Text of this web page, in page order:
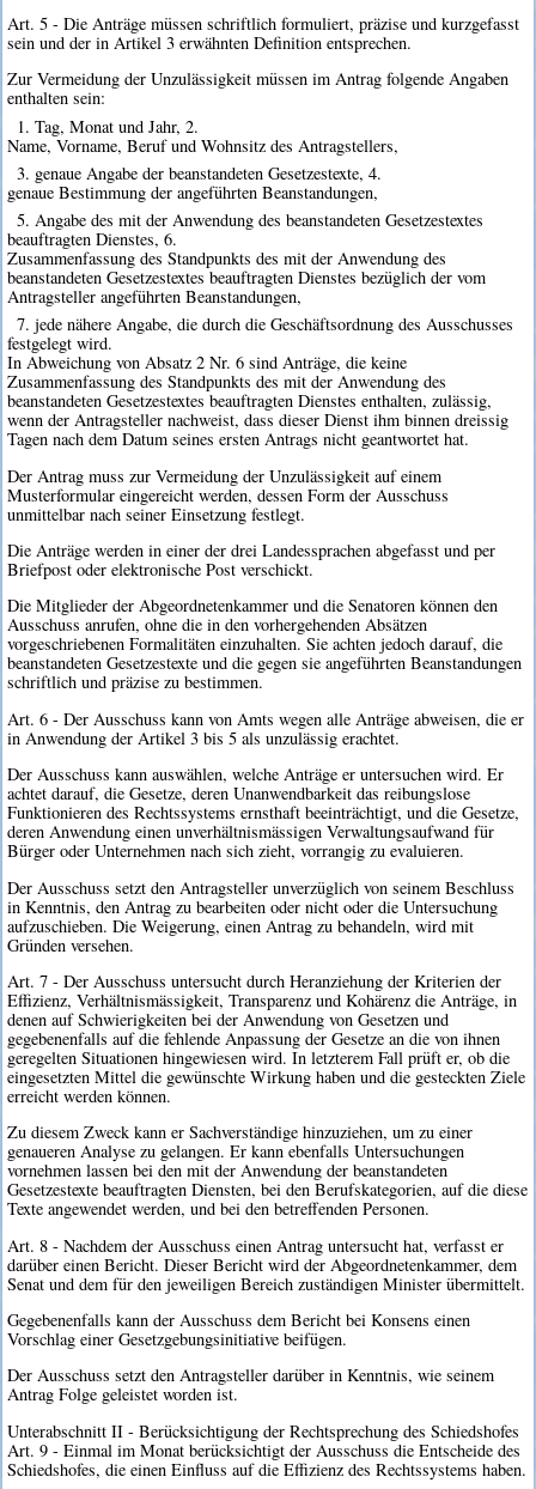
Art. 5 - Die Anträge müssen schriftlich formuliert, präzise und kurzgefasst
sein und der in Artikel 3 erwähnten Definition entsprechen.
Zur Vermeidung der Unzulässigkeit müssen im Antrag folgende Angaben
enthalten sein:
1. Tag, Monat und Jahr, 2.
Name, Vorname, Beruf und Wohnsitz des Antragstellers,
3. genaue Angabe der beanstandeten Gesetzestexte, 4.
genaue Bestimmung der angeführten Beanstandungen,
5. Angabe des mit der Anwendung des beanstandeten Gesetzestextes
beauftragten Dienstes, 6.
Zusammenfassung des Standpunkts des mit der Anwendung des
beanstandeten Gesetzestextes beauftragten Dienstes bezüglich der vom
Antragsteller angeführten Beanstandungen,
7. jede nähere Angabe, die durch die Geschäftsordnung des Ausschusses
festgelegt wird.
In Abweichung von Absatz 2 Nr. 6 sind Anträge, die keine
Zusammenfassung des Standpunkts des mit der Anwendung des
beanstandeten Gesetzestextes beauftragten Dienstes enthalten, zulässig,
wenn der Antragsteller nachweist, dass dieser Dienst ihm binnen dreissig
Tagen nach dem Datum seines ersten Antrags nicht geantwortet hat.
Der Antrag muss zur Vermeidung der Unzulässigkeit auf einem
Musterformular eingereicht werden, dessen Form der Ausschuss
unmittelbar nach seiner Einsetzung festlegt.
Die Anträge werden in einer der drei Landessprachen abgefasst und per
Briefpost oder elektronische Post verschickt.
Die Mitglieder der Abgeordnetenkammer und die Senatoren können den
Ausschuss anrufen, ohne die in den vorhergehenden Absätzen
vorgeschriebenen Formalitäten einzuhalten. Sie achten jedoch darauf, die
beanstandeten Gesetzestexte und die gegen sie angeführten Beanstandungen
schriftlich und präzise zu bestimmen.
Art. 6 - Der Ausschuss kann von Amts wegen alle Anträge abweisen, die er
in Anwendung der Artikel 3 bis 5 als unzulässig erachtet.
Der Ausschuss kann auswählen, welche Anträge er untersuchen wird. Er
achtet darauf, die Gesetze, deren Unanwendbarkeit das reibungslose
Funktionieren des Rechtssystems ernsthaft beeinträchtigt, und die Gesetze,
deren Anwendung einen unverhältnismässigen Verwaltungsaufwand für
Bürger oder Unternehmen nach sich zieht, vorrangig zu evaluieren.
Der Ausschuss setzt den Antragsteller unverzüglich von seinem Beschluss
in Kenntnis, den Antrag zu bearbeiten oder nicht oder die Untersuchung
aufzuschieben. Die Weigerung, einen Antrag zu behandeln, wird mit
Gründen versehen.
Art. 7 - Der Ausschuss untersucht durch Heranziehung der Kriterien der
Effizienz, Verhältnismässigkeit, Transparenz und Kohärenz die Anträge, in
denen auf Schwierigkeiten bei der Anwendung von Gesetzen und
gegebenenfalls auf die fehlende Anpassung der Gesetze an die von ihnen
geregelten Situationen hingewiesen wird. In letzterem Fall prüft er, ob die
eingesetzten Mittel die gewünschte Wirkung haben und die gesteckten Ziele
erreicht werden können.
Zu diesem Zweck kann er Sachverständige hinzuziehen, um zu einer
genaueren Analyse zu gelangen. Er kann ebenfalls Untersuchungen
vornehmen lassen bei den mit der Anwendung der beanstandeten
Gesetzestexte beauftragten Diensten, bei den Berufskategorien, auf die diese
Texte angewendet werden, und bei den betreffenden Personen.
Art. 8 - Nachdem der Ausschuss einen Antrag untersucht hat, verfasst er
darüber einen Bericht. Dieser Bericht wird der Abgeordnetenkammer, dem
Senat und dem für den jeweiligen Bereich zuständigen Minister übermittelt.
Gegebenenfalls kann der Ausschuss dem Bericht bei Konsens einen
Vorschlag einer Gesetzgebungsinitiative beifügen.
Der Ausschuss setzt den Antragsteller darüber in Kenntnis, wie seinem
Antrag Folge geleistet worden ist.
Unterabschnitt II - Berücksichtigung der Rechtsprechung des Schiedshofes
Art. 9 - Einmal im Monat berücksichtigt der Ausschuss die Entscheide des
Schiedshofes, die einen Einfluss auf die Effizienz des Rechtssystems haben.